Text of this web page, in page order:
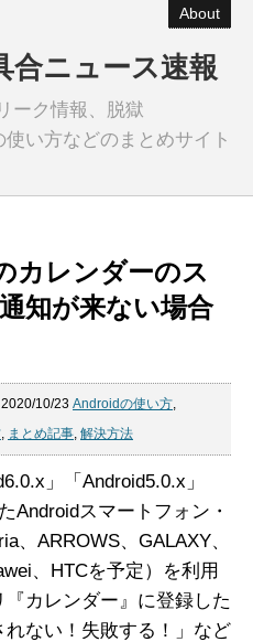
About
合ニュース速報
ーク情報、脱獄
使い方などのまとめサイト
カレンダーのス
知が来ない場合
10/23 Androidの使い方,
, まとめ記事, 解決方法
」「Android5.0.x」
Androidスマートフォン・
、ARROWS、GALAXY、
、HTCを予定）を利用
カレンダー』に登録した
ない！失敗する！」など